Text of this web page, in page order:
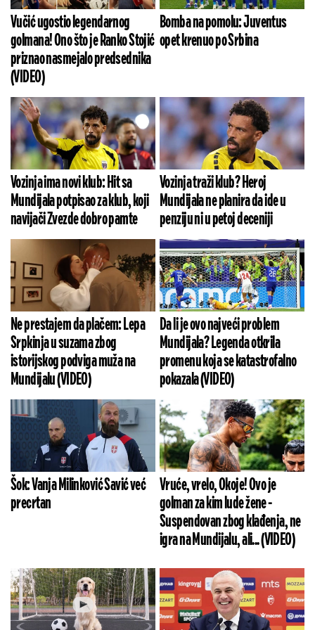
Vučić ugostio legendarnog
golmana! Ono što je Ranko Stojić
priznao nasmejalo predsednika
(VIDEO)
Bomba na pomolu: Juventus
opet krenuo po Srbina
Vozinja ima novi klub: Hit sa
Mundijala potpisao za klub, koji
navijači Zvezde dobro pamte
Vozinja traži klub? Heroj
Mundijala ne planira da ide u
penziju ni u petoj deceniji
Ne prestajem da plačem: Lepa
Srpkinja u suzama zbog
istorijskog podviga muža na
Mundijalu (VIDEO)
Da li je ovo najveći problem
Mundijala? Legenda otkrila
promenu koja se katastrofalno
pokazala (VIDEO)
Šok: Vanja Milinković Savić već
precrtan
Vruće, vrelo, Okoje! Ovo je
golman za kim lude žene -
Suspendovan zbog klađenja, ne
igra na Mundijalu, ali... (VIDEO)